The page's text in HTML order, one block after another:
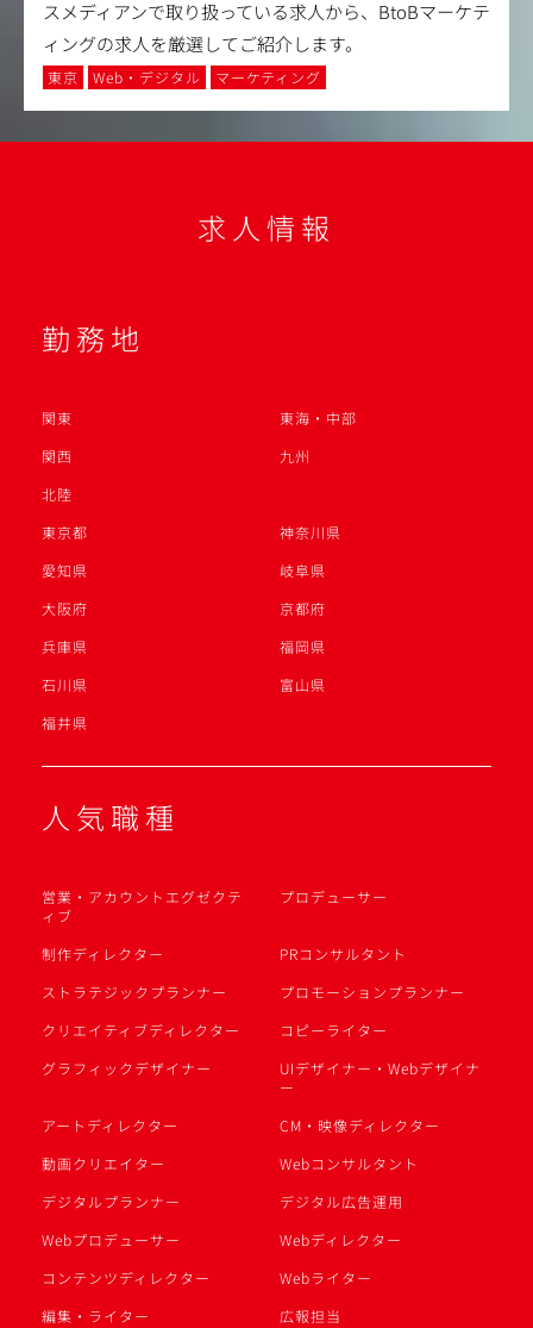
スメディアンで取り扱っている求人から、BtoBマーケテ
ィングの求人を厳選してご紹介します。
東京 Web・デジタル マーケティング
求人情報
勤務地
関東
東海・中部
関西
九州
北陸
東京都
神奈川県
愛知県
岐阜県
大阪府
京都府
兵庫県
福岡県
石川県
富山県
福井県
人気職種
営業・アカウントエグゼクテ
ィブ
プロデューサー
制作ディレクター
PRコンサルタント
ストラテジックプランナー
プロモーションプランナー
クリエイティブディレクター
コピーライター
グラフィックデザイナー
UIデザイナー・Webデザイナ
ー
アートディレクター
CM・映像ディレクター
動画クリエイター
Webコンサルタント
デジタルプランナー
デジタル広告運用
Webプロデューサー
Webディレクター
コンテンツディレクター
Webライター
編集・ライター
広報担当